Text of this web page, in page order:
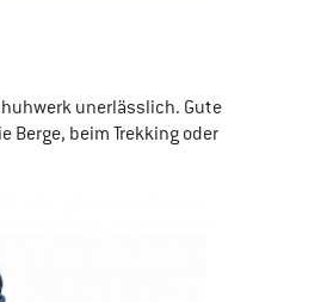
unerlässlich. Gute
Berge, beim Trekking oder